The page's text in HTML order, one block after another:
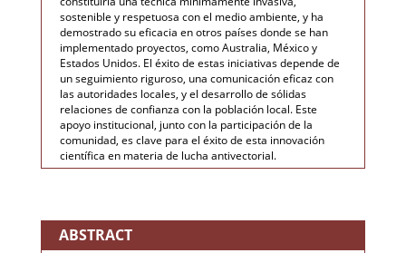
sostenible y respetuosa con el medio ambiente, y ha
demostrado su eficacia en otros países donde se han
implementado proyectos, como Australia, México y
Estados Unidos. El éxito de estas iniciativas depende de
un seguimiento riguroso, una comunicación eficaz con
las autoridades locales, y el desarrollo de sólidas
relaciones de confianza con la población local. Este
apoyo institucional, junto con la participación de la
comunidad, es clave para el éxito de esta innovación
científica en materia de lucha antivectorial.
ABSTRACT